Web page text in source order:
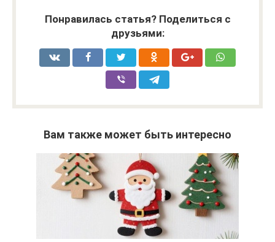
Понравилась статья? Поделиться с
друзьями:
Вам также может быть интересно